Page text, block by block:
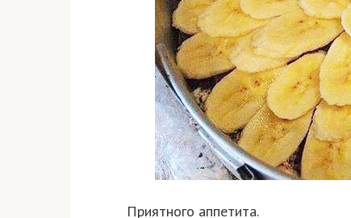
Приятного аппетита.